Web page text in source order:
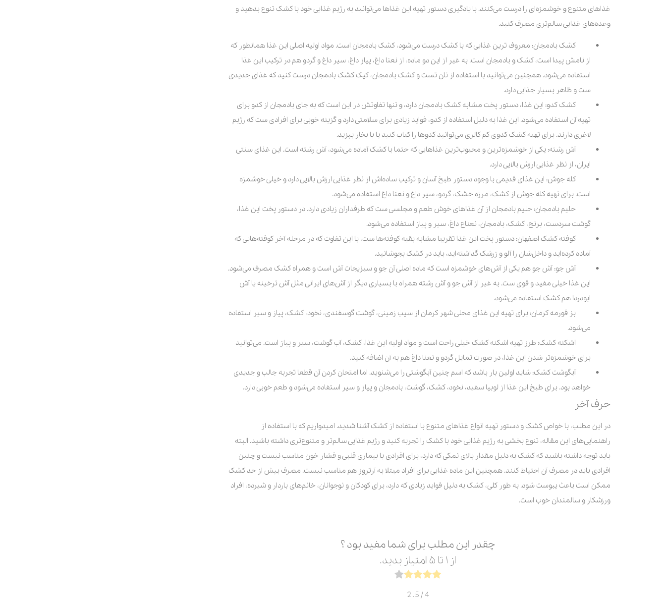
غذاهای متنوع و خوشمزه‌ای را درست می‌کنند. با یادگیری دستور تهیه این غذاها می‌توانید به رژیم غذایی خود با کشک تنوع بدهید و
وعده‌های غذایی سالم‌تری مصرف کنید.
کشک بادمجان: معروف ترین غذایی که با کشک درست می‌شود، کشک بادمجان است. مواد اولیه اصلی این غذا همانطور که
از نامش پیدا است، کشک و بادمجان است. به غیر از این دو ماده، از نعنا داغ، پیاز داغ، سیر داغ و گردو هم در ترکیب این غذا
استفاده می‌شود. همچنین می‌توانید با استفاده از نان تست و کشک بادمجان، کیک کشک بادمجان درست کنید که غذای جدیدی
ست و ظاهر بسیار جذابی دارد.
کشک کدو: این غذا، دستور پخت مشابه کشک بادمجان دارد، و تنها تفاوتش در این است که به جای بادمجان از کدو برای
تهیه آن استفاده می‌شود. این غذا به دلیل استفاده از کدو، فواید زیادی برای سلامتی دارد و گزینه خوبی برای افرادی ست که رژیم
لاغری دارند. برای تهیه کشک کدوی کم کالری می‌توانید کدوها را کباب کنید یا با بخار بپزید.
آش رشته: یکی از خوشمزه‌ترین و محبوب‌ترین غذاهایی که حتما با کشک آماده می‌شود، آش رشته است. این غذای سنتی
ایران، از نظر غذایی ارزش بالایی دارد.
کله جوش: این غذای قدیمی با وجود دستور طبخ آسان و ترکیب ساده‌اش از نظر غذایی ارزش بالایی دارد و خیلی خوشمزه
است. برای تهیه کله جوش از کشک، مرزه خشک، گردو، سیر داغ و نعنا داغ استفاده می‌شود.
حلیم بادمجان: حلیم بادمجان از آن غذاهای خوش طعم و مجلسی ست که طرفداران زیادی دارد. در دستور پخت این غذا،
گوشت سردست، برنج، کشک، بادمجان، نعناع داغ، سیر و پیاز استفاده می‌شود.
کوفته کشک اصفهان: دستور پخت این غذا تقریبا مشابه بقیه کوفته‌ها ست، با این تفاوت که در مرحله آخر کوفته‌هایی که
آماده کرده‌اید و داخل‌شان را آلو و زرشک گذاشته‌اید، باید در کشک بجوشانید.
آش جو: آش جو هم یکی از آش‌های خوشمزه است که ماده اصلی آن جو و سبزیجات آش است و همراه کشک مصرف می‌شود.
این غذا خیلی مفید و قوی ست. به غیر از آش جو و آش رشته همراه با بسیاری دیگر از آش‌های ایرانی مثل آش ترخینه یا آش
ابودردا هم کشک استفاده می‌شود.
بز قورمه کرمان: برای تهیه این غذای محلی شهر کرمان از سیب زمینی، گوشت گوسفندی، نخود، کشک، پیاز و سیر استفاده
می‌شود.
اشکنه کشک: طرز تهیه اشکنه کشک خیلی راحت است و مواد اولیه این غذا، کشک، آب گوشت، سیر و پیاز است. می‌توانید
برای خوشمزه‌تر شدن این غذا، در صورت تمایل گردو و نعنا داغ هم به آن اضافه کنید.
آبگوشت کشک: شاید اولین بار باشد که اسم چنین آبگوشتی را می‌شنوید. اما امتحان کردن آن قطعا تجربه جالب و جدیدی
خواهد بود. برای طبخ این غذا از لوبیا سفید، نخود، کشک، گوشت، بادمجان و پیاز و سیر استفاده می‌شود و طعم خوبی دارد.
حرف آخر
در این مطلب، با خواص کشک و دستور تهیه انواع غذاهای متنوع با استفاده از کشک آشنا شدید. امیدواریم که با استفاده از
راهنمایی‌های این مقاله، تنوع بخشی به رژیم غذایی خود با کشک را تجربه کنید و رژیم غذایی سالم‌تر و متنوع‌تری داشته باشید. البته
باید توجه داشته باشید که کشک به دلیل مقدار بالای نمکی که دارد، برای افرادی با بیماری قلبی و فشار خون مناسب نیست و چنین
افرادی باید در مصرف آن احتیاط کنند. همچنین این ماده غذایی برای افراد مبتلا به آرتروز هم مناسب نیست. مصرف بیش از حد کشک
ممکن است باعث یبوست شود. به طور کلی، کشک به دلیل فواید زیادی که دارد، برای کودکان و نوجوانان، خانم‌های باردار و شیرده، افراد
ورزشکار و سالمندان خوب است.
چقدر این مطلب برای شما مفید بود ؟
از ۱ تا ۵ امتیاز بدید.
4
/ 5.
2